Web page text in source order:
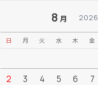
8 月
日 月 火 水 木 金
2
3 4 5 6 7